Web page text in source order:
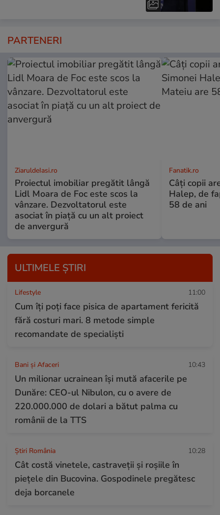
PARTENERI
ZiaruldeIasi.ro
Proiectul imobiliar pregătit lângă
Lidl Moara de Foc este scos la
vânzare. Dezvoltatorul este
asociat în piață cu un alt proiect
de anvergură
Fanatik.ro
Câți copii
Halep, de
58 de ani
ULTIMELE ȘTIRI
Lifestyle 11:00
Cum îți poți face pisica de apartament fericită
fără costuri mari. 8 metode simple
recomandate de specialiști
Bani și Afaceri 10:43
Un milionar ucrainean își mută afacerile pe
Dunăre: CEO-ul Nibulon, cu o avere de
220.000.000 de dolari a bătut palma cu
românii de la TTS
Știri România 10:28
Cât costă vinetele, castraveții și roșiile în
piețele din Bucovina. Gospodinele pregătesc
deja borcanele